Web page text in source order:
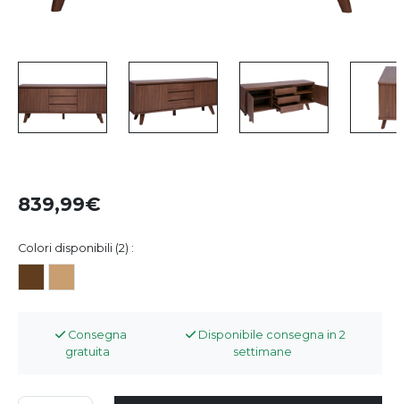
839,99
Colori disponibili (2) :
Consegna
gratuita
Disponibile consegna in 2
settimane